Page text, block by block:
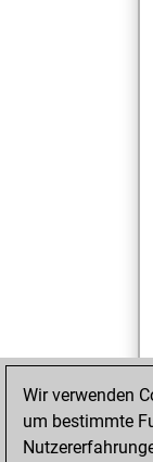
Wir verwenden
um bestimmte